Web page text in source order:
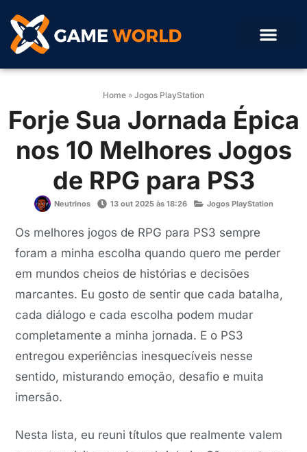
Home » Jogos PlayStation
Forje Sua Jornada Épica
nos 10 Melhores Jogos
de RPG para PS3
Neutrinos 13 out 2025 às 18:26 Jogos PlayStation
Os melhores jogos de RPG para PS3 sempre
foram a minha escolha quando quero me perder
em mundos cheios de histórias e decisões
marcantes. Eu gosto de sentir que cada batalha,
cada diálogo e cada escolha podem mudar
completamente a minha jornada. E o PS3
entregou experiências inesquecíveis nesse
sentido, misturando emoção, desafio e muita
imersão.
Nesta lista, eu reuni títulos que realmente valem